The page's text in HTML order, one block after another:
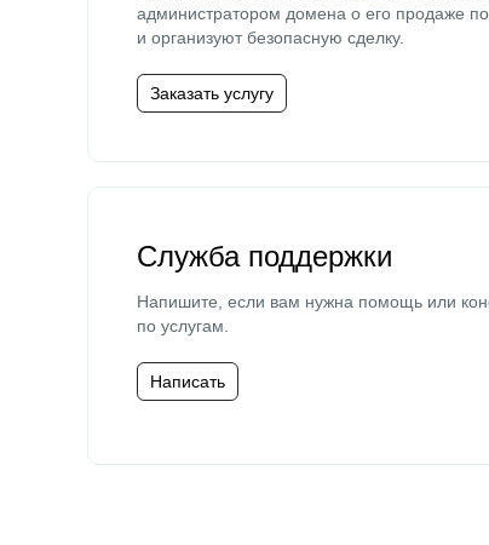
администратором домена о его продаже
и организуют безопасную сделку.
Заказать услугу
Служба поддержки
Напишите, если вам нужна помощь или
по услугам.
Написать